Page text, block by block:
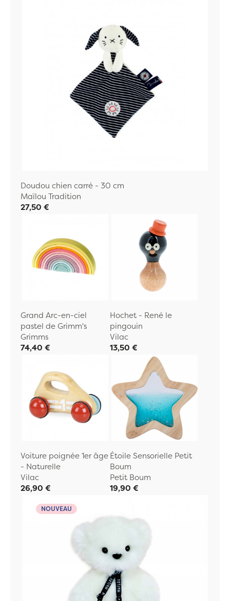
Doudou chien carré - 30 cm
Maïlou Tradition
27,50 €
Grand Arc-en-ciel
pastel de Grimm's
Grimms
74,40 €
Hochet - René le
pingouin
Vilac
13,50 €
Voiture poignée 1er âge
- Naturelle
Vilac
26,90 €
Étoile Sensorielle Petit
Boum
Petit Boum
19,90 €
NOUVEAU